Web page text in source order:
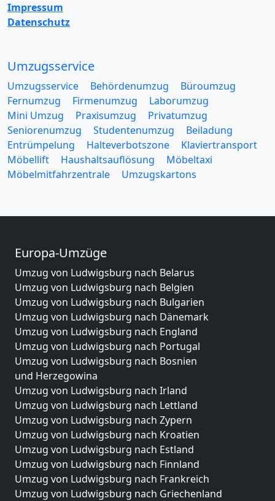
Impressum
Datenschutz
Umzugsservice
Umzugsservice Behördenumzug
Büroumzug
Fernumzug
Firmenumzug
Laborumzug
Mini Umzug
Praxisumzug
Privatumzug
Seniorenumzug
Studentenumzug
Beiladung
Entrümpelung
Halteverbotszone
Klaviertransport
Möbellift
Haushaltsauflösung
Möbeltaxi
Möbelmitfahrzentrale
Umzugskartons
Europa-Umzüge
Umzug von Ludwigsburg nach Belarus
Umzug von Ludwigsburg nach Belgien
Umzug von Ludwigsburg nach Bulgarien
Umzug von Ludwigsburg nach Dänemark
Umzug von Ludwigsburg nach England
Umzug von Ludwigsburg nach Portugal
Umzug von Ludwigsburg nach Bosnien
und Herzegowina
Umzug von Ludwigsburg nach Irland
Umzug von Ludwigsburg nach Lettland
Umzug von Ludwigsburg nach Zypern
Umzug von Ludwigsburg nach Kroatien
Umzug von Ludwigsburg nach Estland
Umzug von Ludwigsburg nach Finnland
Umzug von Ludwigsburg nach Frankreich
Umzug von Ludwigsburg nach Griechenland